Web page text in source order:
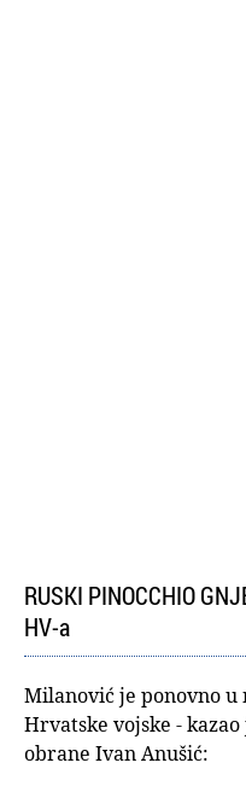
RUSKI PINOCCHIO
HV-a
Milanović je ponovno u
Hrvatske vojske -
obrane Ivan Anušić: